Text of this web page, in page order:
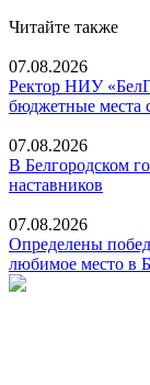
Читайте также
07.08.2026
Ректор НИУ
бюджетные места
07.08.2026
В Белгородском
наставников
07.08.2026
Определены
любимое место в